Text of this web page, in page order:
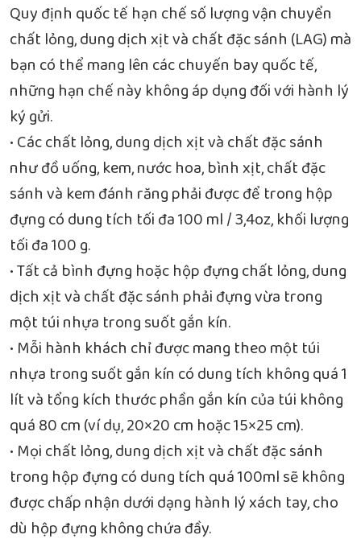
Quy định quốc tế hạn chế số lượng vận chuyển
chất lỏng, dung dịch xịt và chất đặc sánh (LAG) mà
bạn có thể mang lên các chuyến bay quốc tế,
những hạn chế này không áp dụng đối với hành lý
ký gửi.
• Các chất lỏng, dung dịch xịt và chất đặc sánh
như đồ uống, kem, nước hoa, bình xịt, chất đặc
sánh và kem đánh răng phải được để trong hộp
đựng có dung tích tối đa 100 ml / 3,4oz, khối lượng
tối đa 100 g.
• Tất cả bình đựng hoặc hộp đựng chất lỏng, dung
dịch xịt và chất đặc sánh phải đựng vừa trong
một túi nhựa trong suốt gắn kín.
• Mỗi hành khách chỉ được mang theo một túi
nhựa trong suốt gắn kín có dung tích không quá 1
lít và tổng kích thước phần gắn kín của túi không
quá 80 cm (ví dụ, 20×20 cm hoặc 15×25 cm).
• Mọi chất lỏng, dung dịch xịt và chất đặc sánh
trong hộp đựng có dung tích quá 100ml sẽ không
được chấp nhận dưới dạng hành lý xách tay, cho
dù hộp đựng không chứa đầy.